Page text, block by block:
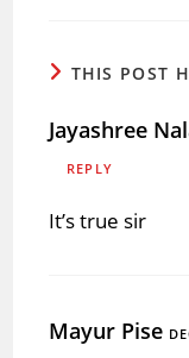
THIS POST
Jayashree
REPLY
It’s true sir
Mayur Pise